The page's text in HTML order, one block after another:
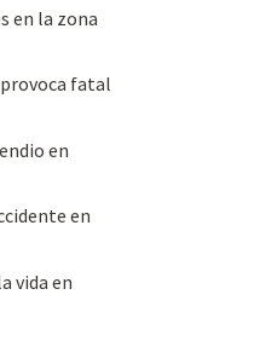
en la zona
fatal
en
en
vida en